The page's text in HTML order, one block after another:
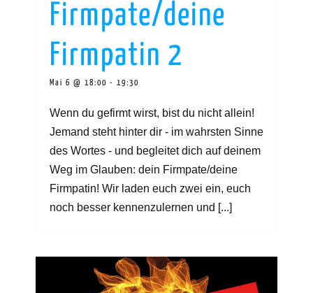
Firmpate/deine
Firmpatin 2
Mai 6 @ 18:00 - 19:30
Wenn du gefirmt wirst, bist du nicht allein!
Jemand steht hinter dir - im wahrsten Sinne
des Wortes - und begleitet dich auf deinem
Weg im Glauben: dein Firmpate/deine
Firmpatin! Wir laden euch zwei ein, euch
noch besser kennenzulernen und [...]